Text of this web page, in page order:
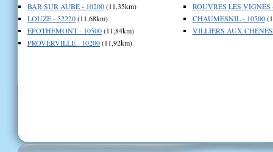
BAR SUR AUBE - 10200(11,35km)
LOUZE - 52220(11,68km)
EPOTHEMONT - 10500(11,84km)
PROVERVILLE - 10200(11,92km)
ROUVRES LES VIGNES
CHAUMESNIL - 10500
VILLIERS AUX